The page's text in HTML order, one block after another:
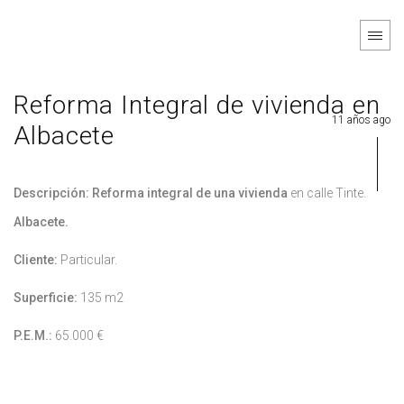
Reforma Integral de vivienda en
Albacete
11 años ago
Descripción: Reforma integral de una vivienda en calle Tinte.
Albacete.
Cliente: Particular.
Superficie: 135 m2
P.E.M.: 65.000 €